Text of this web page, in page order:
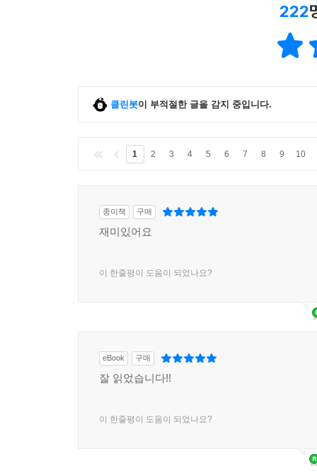
222
클린봇이 부적절한 글을 감지 중입니다.
1 2 3 4 5 6 7 8 9 10
종이책 구매
재미있어요
이 한줄평이 도움이 되었나요?
eBook 구매
잘 읽었습니다!!
이 한줄평이 도움이 되었나요?